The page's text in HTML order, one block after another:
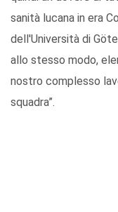
sanità lucana in era
dell'Università di
allo stesso modo,
nostro complesso